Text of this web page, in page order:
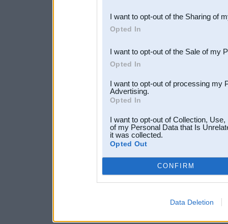
Downstream Participants
third parties.
I want to opt-out of the Sharing of
Opted In
I want to opt-out of the Sale of my
Opted In
I want to opt-out of processing my
Advertising.
Opted In
I want to opt-out of Collection,
of my Personal Data that Is
it was collected.
Opted Out
CONFIRM
Data Deletion